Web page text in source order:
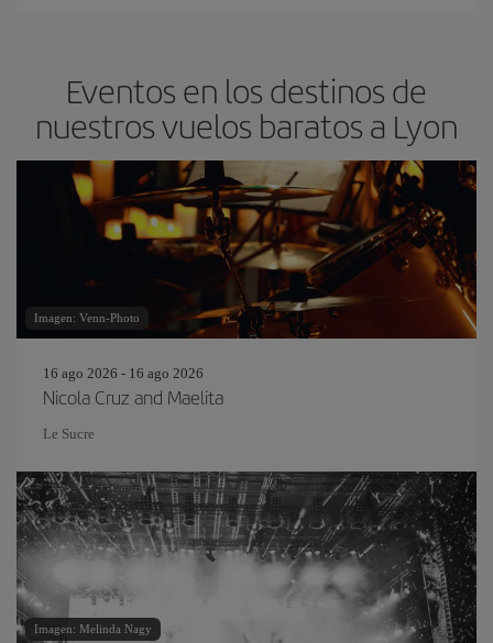
Eventos en los destinos de
nuestros vuelos baratos a Lyon
Imagen: Venn-Photo
16 ago 2026 - 16 ago 2026
Nicola Cruz and Maelita
Le Sucre
Imagen: Melinda Nagy